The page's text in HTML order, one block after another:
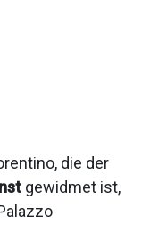
die der
gewidmet ist,